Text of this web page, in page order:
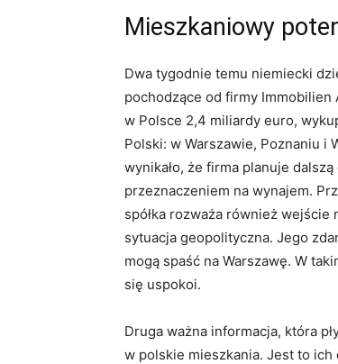
Mieszkaniowy
Dwa tygodnie temu niemiecki
pochodzące od firmy Immobilien
w Polsce 2,4 miliardy euro,
Polski: w Warszawie, Poznaniu i
wynikało, że firma planuje
przeznaczeniem na wynajem.
spółka rozważa również wejście
sytuacja geopolityczna. Jego
mogą spaść na Warszawę. W
się uspokoi.
Druga ważna informacja, która
w polskie mieszkania. Jest to